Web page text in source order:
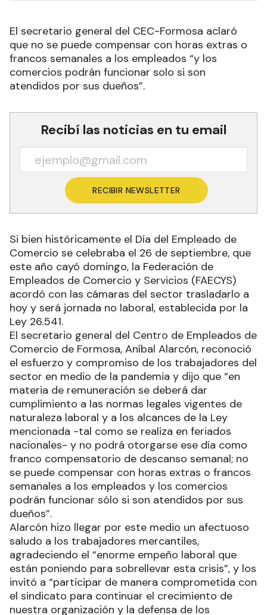
El secretario general del CEC-Formosa aclaró
que no se puede compensar con horas extras o
francos semanales a los empleados “y los
comercios podrán funcionar solo si son
atendidos por sus dueños”.
Recibí las noticias en tu email
RECIBIR NEWSLETTER
Si bien históricamente el Día del Empleado de
Comercio se celebraba el 26 de septiembre, que
este año cayó domingo, la Federación de
Empleados de Comercio y Servicios (FAECYS)
acordó con las cámaras del sector trasladarlo a
hoy y será jornada no laboral, establecida por la
Ley 26.541.
El secretario general del Centro de Empleados de
Comercio de Formosa, Aníbal Alarcón, reconoció
el esfuerzo y compromiso de los trabajadores del
sector en medio de la pandemia y dijo que “en
materia de remuneración se deberá dar
cumplimiento a las normas legales vigentes de
naturaleza laboral y a los alcances de la Ley
mencionada -tal como se realiza en feriados
nacionales- y no podrá otorgarse ese día como
franco compensatorio de descanso semanal; no
se puede compensar con horas extras o francos
semanales a los empleados y los comercios
podrán funcionar sólo si son atendidos por sus
dueños”.
Alarcón hizo llegar por este medio un afectuoso
saludo a los trabajadores mercantiles,
agradeciendo el “enorme empeño laboral que
están poniendo para sobrellevar esta crisis”, y los
invitó a “participar de manera comprometida con
el sindicato para continuar el crecimiento de
nuestra organización y la defensa de los